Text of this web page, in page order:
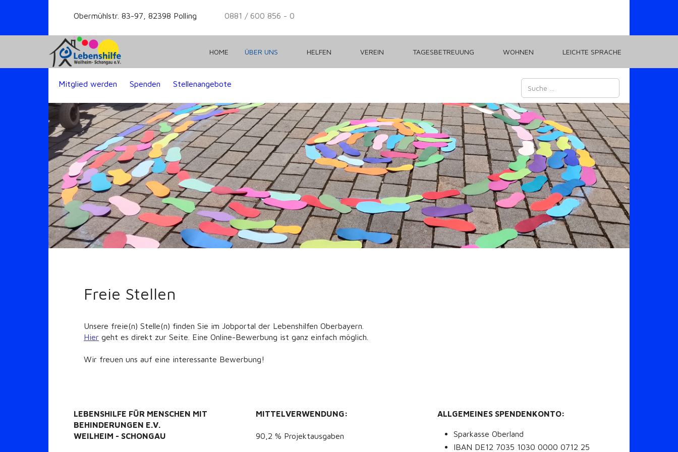
Obermühlstr. 83-97, 82398 Polling 0881 / 600 856 - 0
HOME ÜBER UNS HELFEN VEREIN TAGESBETREUUNG WOHNEN LEICHTE SPRACHE
Mitglied werden Spenden Stellenangebote Suchen
Freie Stellen
Unsere freie(n) Stelle(n) finden Sie im Jobportal der Lebenshilfen Oberbayern.
Hier geht es direkt zur Seite. Eine Online-Bewerbung ist ganz einfach möglich.
Wir freuen uns auf eine interessante Bewerbung!
LEBENSHILFE FÜR MENSCHEN MIT
BEHINDERUNGEN E.V.
WEILHEIM - SCHONGAU
MITTELVERWENDUNG:
90,2 % Projektausgaben
ALLGEMEINES SPENDENKONTO:
Sparkasse Oberland
IBAN DE12 7035 1030 0000 0712 25